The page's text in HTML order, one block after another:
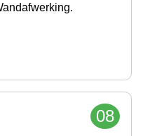
08